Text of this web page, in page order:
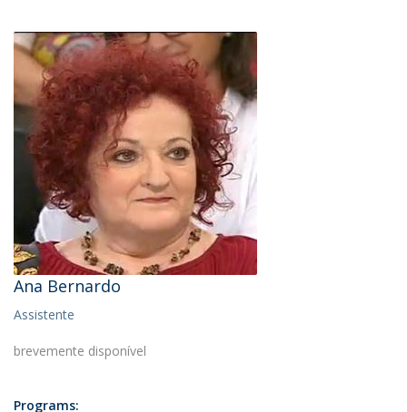
Ana Bernardo
Assistente
brevemente disponível
Programs: